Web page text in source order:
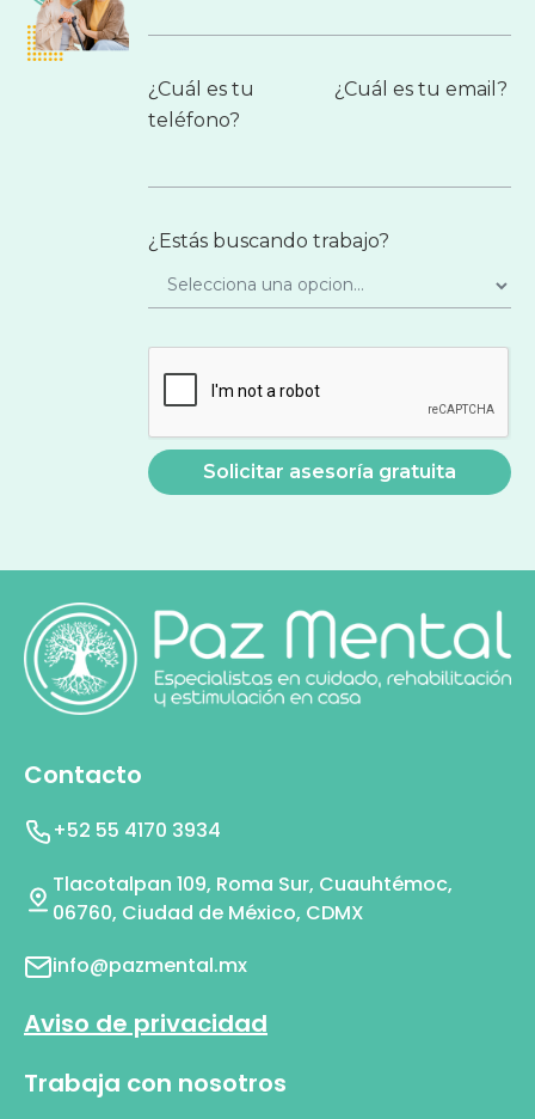
¿Cuál es tu
teléfono?
¿Cuál es tu email?
¿Estás buscando trabajo?
Contacto
+52 55 4170 3934
Tlacotalpan 109, Roma Sur, Cuauhtémoc,
06760, Ciudad de México, CDMX
info@pazmental.mx
Aviso de privacidad
Trabaja con nosotros